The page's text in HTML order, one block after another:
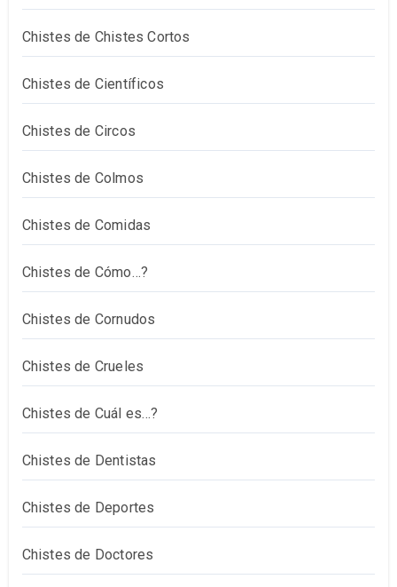
Chistes de Chistes Cortos
Chistes de Científicos
Chistes de Circos
Chistes de Colmos
Chistes de Comidas
Chistes de Cómo…?
Chistes de Cornudos
Chistes de Crueles
Chistes de Cuál es…?
Chistes de Dentistas
Chistes de Deportes
Chistes de Doctores